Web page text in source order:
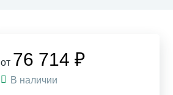
от 76 714 ₽
В наличии